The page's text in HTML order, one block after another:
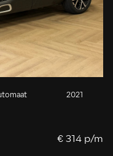
2021
€ 314 p/m